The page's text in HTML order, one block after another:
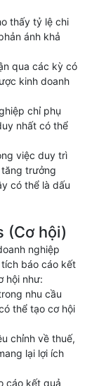
thấy tỷ lệ chi
ánh khả
qua các kỳ có
kinh doanh
chỉ phụ
nhất có thể
việc duy trì
tăng trưởng
có thể là dấu
(Cơ hội)
nghiệp
báo cáo kết
hội như:
nhu cầu
thể tạo cơ hội
chỉnh về thuế,
lại lợi ích
cáo kết quả